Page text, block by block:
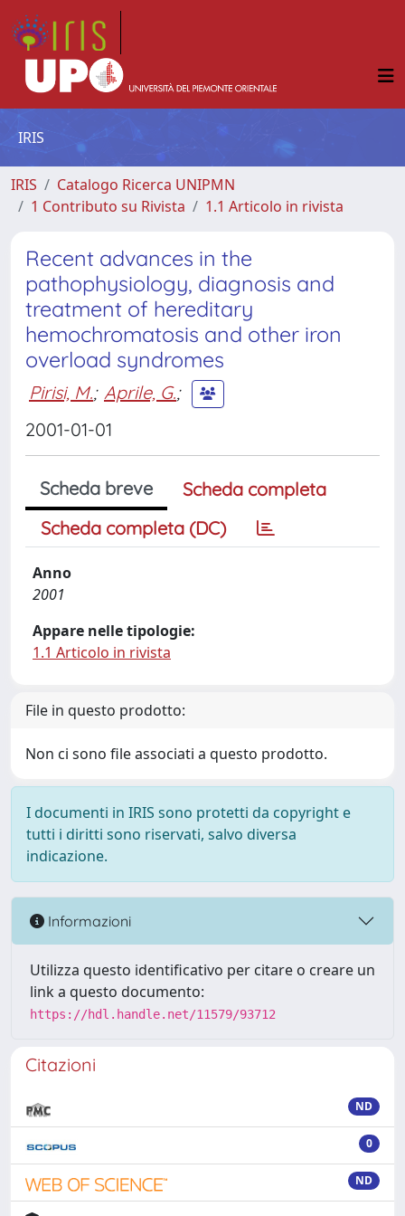
IRIS
IRIS
Catalogo Ricerca UNIPMN
1 Contributo su Rivista
1.1 Articolo in rivista
Recent advances in the
pathophysiology, diagnosis and
treatment of hereditary
hemochromatosis and other iron
overload syndromes
Pirisi, M.; Aprile, G.;
2001-01-01
Scheda breve
Scheda completa
Scheda completa (DC)
Anno
2001
Appare nelle tipologie:
1.1 Articolo in rivista
File in questo prodotto:
Non ci sono file associati a questo prodotto.
I documenti in IRIS sono protetti da copyright e
tutti i diritti sono riservati, salvo diversa
indicazione.
Informazioni
Utilizza questo identificativo per citare o creare un
link a questo documento:
https://hdl.handle.net/11579/93712
Citazioni
ND
0
ND